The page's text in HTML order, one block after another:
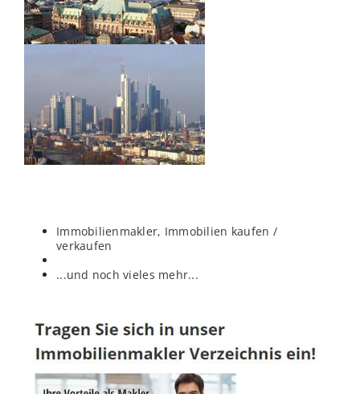
Immobilienmakler, Immobilien kaufen /
verkaufen
...und noch vieles mehr...